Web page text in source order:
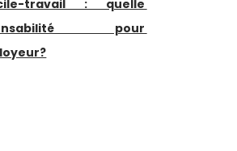
travail : quelle
pour